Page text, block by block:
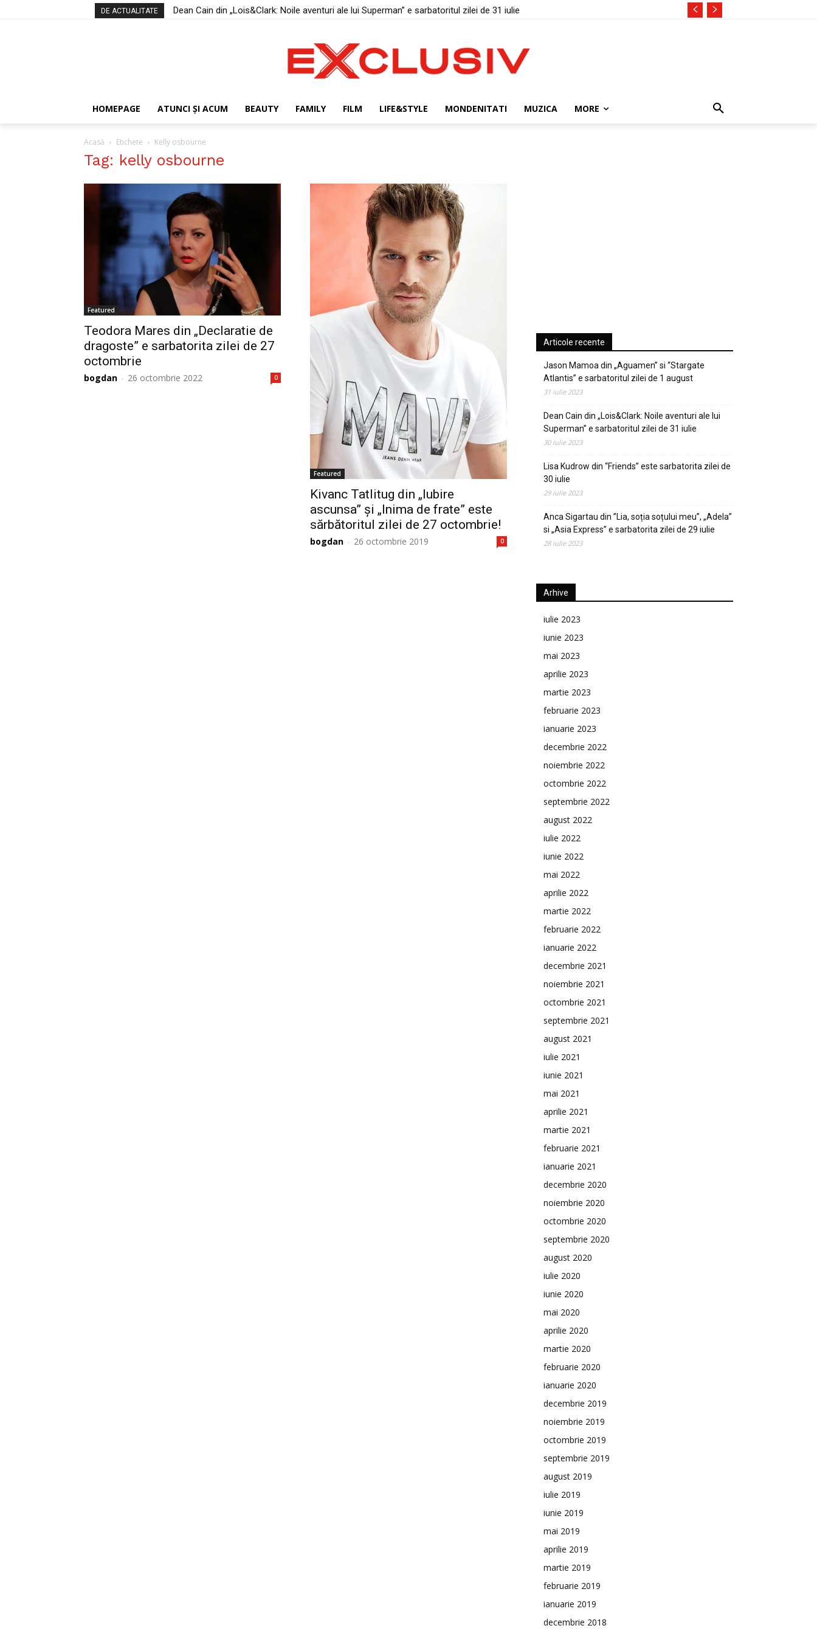
DE ACTUALITATE Dean Cain din „Lois&Clark: Noile aventuri ale lui Superman” e sarbatoritul zilei de 31 iulie
HOMEPAGE ATUNCI ŞI ACUM BEAUTY FAMILY FILM LIFE&STYLE MONDENITATI MUZICA MORE
Acasă Etichete Kelly osbourne
Tag: kelly osbourne
Featured
Teodora Mares din „Declaratie de
dragoste” e sarbatorita zilei de 27
octombrie
bogdan - 26 octombrie 2022 0
Featured
Kivanc Tatlitug din „Iubire
ascunsa” şi „Inima de frate” este
sărbătoritul zilei de 27 octombrie!
bogdan - 26 octombrie 2019 0
Articole recente
Jason Mamoa din „Aguamen” si “Stargate
Atlantis” e sarbatoritul zilei de 1 august
31 iulie 2023
Dean Cain din „Lois&Clark: Noile aventuri ale lui
Superman” e sarbatoritul zilei de 31 iulie
30 iulie 2023
Lisa Kudrow din “Friends” este sarbatorita zilei de
30 iulie
29 iulie 2023
Anca Sigartau din ”Lia, soția soțului meu”, „Adela”
si „Asia Express” e sarbatorita zilei de 29 iulie
28 iulie 2023
Arhive
iulie 2023
iunie 2023
mai 2023
aprilie 2023
martie 2023
februarie 2023
ianuarie 2023
decembrie 2022
noiembrie 2022
octombrie 2022
septembrie 2022
august 2022
iulie 2022
iunie 2022
mai 2022
aprilie 2022
martie 2022
februarie 2022
ianuarie 2022
decembrie 2021
noiembrie 2021
octombrie 2021
septembrie 2021
august 2021
iulie 2021
iunie 2021
mai 2021
aprilie 2021
martie 2021
februarie 2021
ianuarie 2021
decembrie 2020
noiembrie 2020
octombrie 2020
septembrie 2020
august 2020
iulie 2020
iunie 2020
mai 2020
aprilie 2020
martie 2020
februarie 2020
ianuarie 2020
decembrie 2019
noiembrie 2019
octombrie 2019
septembrie 2019
august 2019
iulie 2019
iunie 2019
mai 2019
aprilie 2019
martie 2019
februarie 2019
ianuarie 2019
decembrie 2018